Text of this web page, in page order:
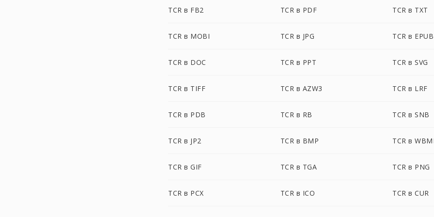
TCR в FB2 TCR в PDF TCR в TXT
TCR в MOBI TCR в JPG TCR в EPUB
TCR в DOC TCR в PPT TCR в SVG
TCR в TIFF TCR в AZW3 TCR в LRF
TCR в PDB TCR в RB TCR в SNB
TCR в JP2 TCR в BMP TCR в
TCR в GIF TCR в TGA TCR в PNG
TCR в PCX TCR в ICO TCR в CUR